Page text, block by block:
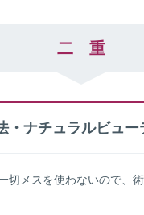
二 重
・ナチュラルビュー
切メスを使わないので、